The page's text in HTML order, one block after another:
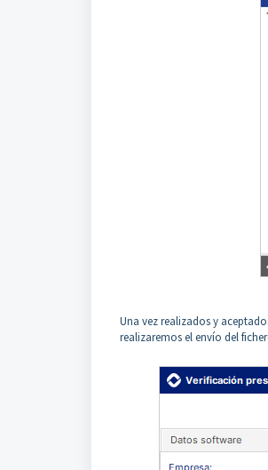
Una vez realizados y
realizaremos el envío del